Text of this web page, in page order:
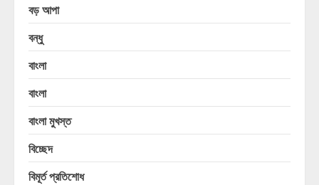
বড় আপা
বন্ধু
বাংলা
বাংলা
বাংলা মুখস্ত
বিচ্ছেদ
বিমূর্ত প্রতিশোধ